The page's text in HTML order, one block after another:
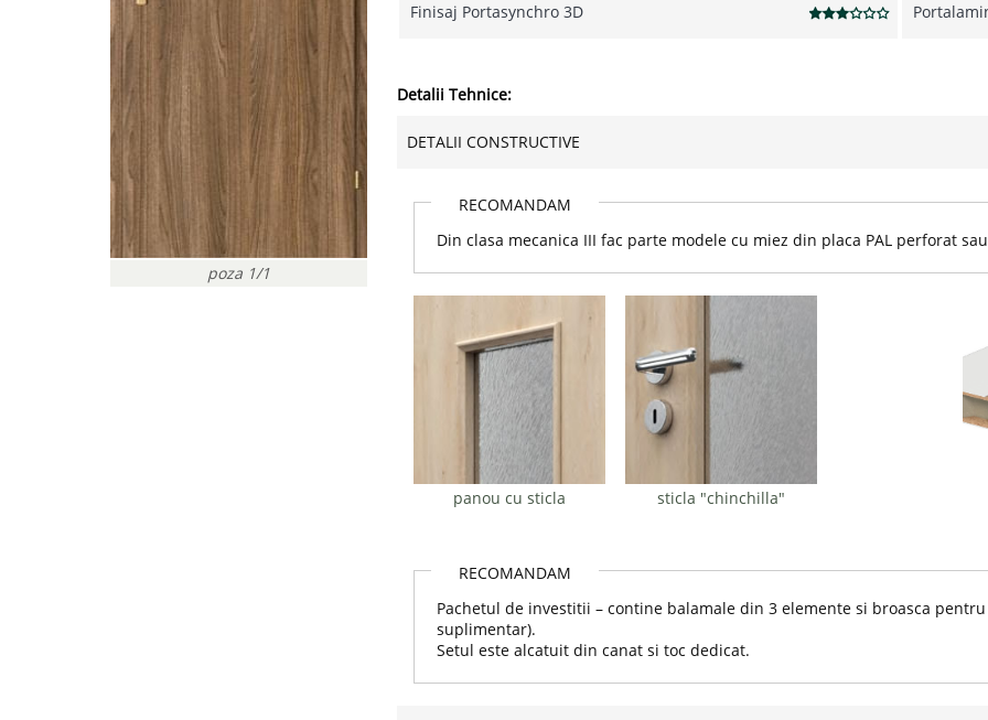
poza 1/1
Finisaj Portasynchro 3D
Detalii Tehnice:
DETALII CONSTRUCTIVE
RECOMANDAM
Din clasa mecanica III fac parte modele cu miez din placa PAL perforat
panou cu sticla sticla "chinchilla"
RECOMANDAM
Pachetul de investitii – contine balamale din 3 elemente si broasca
suplimentar).
Setul este alcatuit din canat si toc dedicat.